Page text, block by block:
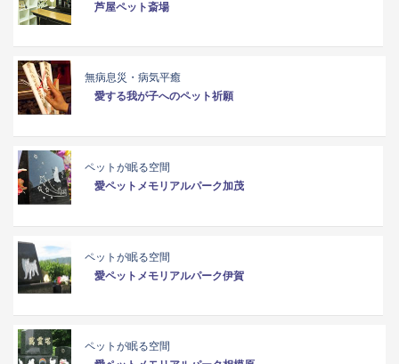
芦屋ペット斎場
無病息災・病気平癒
愛する我が子へのペット祈願
ペットが眠る空間
愛ペットメモリアルパーク加茂
ペットが眠る空間
愛ペットメモリアルパーク伊賀
ペットが眠る空間